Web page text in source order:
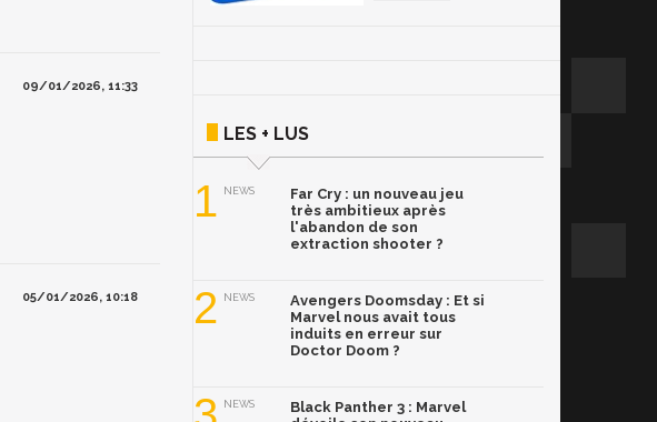
09/01/2026, 11:33
05/01/2026, 10:18
LES + LUS
1 NEWS
Far Cry : un nouveau jeu
très ambitieux après
l'abandon de son
extraction shooter ?
2 NEWS
Avengers Doomsday : Et si
Marvel nous avait tous
induits en erreur sur
Doctor Doom ?
NEWS
Black Panther 3 : Marvel